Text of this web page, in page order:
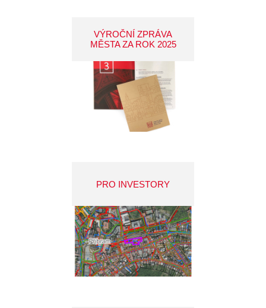
VÝROČNÍ ZPRÁVA
MĚSTA ZA ROK 2025
PRO INVESTORY